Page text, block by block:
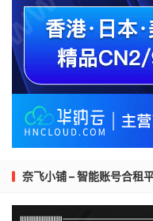
奈飞小铺 – 智能账号合租